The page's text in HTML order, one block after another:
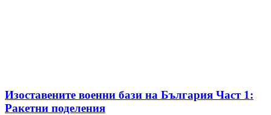
Изоставените военни бази на България Част 1:
Ракетни поделения